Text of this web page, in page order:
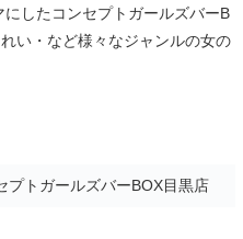
したコンセプトガールズバーB
い・など様々なジャンルの女の
プトガールズバーBOX目黒店